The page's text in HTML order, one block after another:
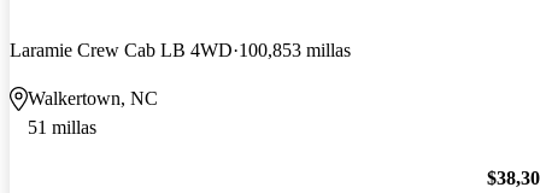
Laramie Crew Cab LB 4WD 100,853 millas
Walkertown, NC
51 millas